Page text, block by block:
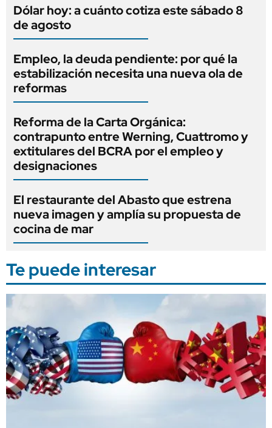
Dólar hoy: a cuánto cotiza este sábado 8
de agosto
Empleo, la deuda pendiente: por qué la
estabilización necesita una nueva ola de
reformas
Reforma de la Carta Orgánica:
contrapunto entre Werning, Cuattromo y
extitulares del BCRA por el empleo y
designaciones
El restaurante del Abasto que estrena
nueva imagen y amplía su propuesta de
cocina de mar
Te puede interesar